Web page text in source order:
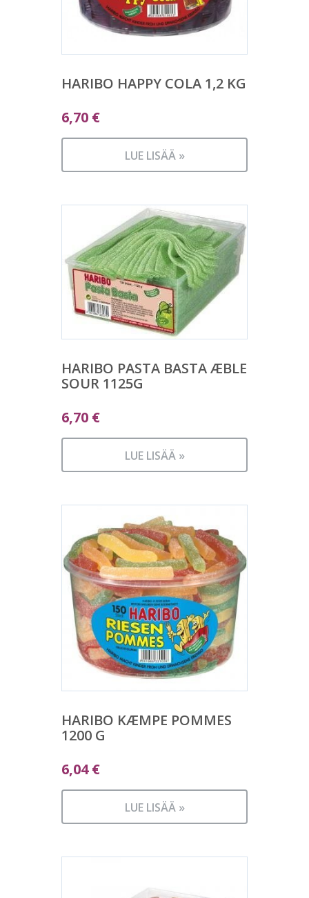
HARIBO HAPPY COLA 1,2 KG
6,70 €
LUE LISÄÄ »
HARIBO PASTA BASTA ÆBLE
SOUR 1125G
6,70 €
LUE LISÄÄ »
HARIBO KÆMPE POMMES
1200 G
6,04€
LUE LISÄÄ »